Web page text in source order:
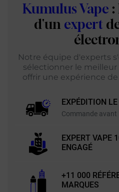
Kumulus Vape :
d'un expert
Notre équipe d'experts
sélectionner le meilleur
offrir une expérience
EXPÉDITION
Commande avant
EXPERT VAPE
ENGAGÉ
+11 000
MARQUES